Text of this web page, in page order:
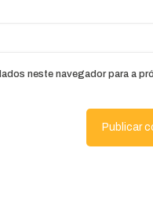
neste navegador para a